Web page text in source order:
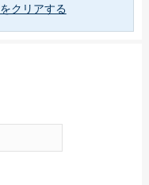
クリアする